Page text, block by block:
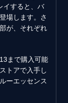
イすると、バ
場します。さ
が、それぞれ
まで購入可能
トアで入手し
ーエッセンス